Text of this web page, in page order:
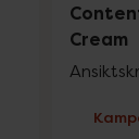
Cream